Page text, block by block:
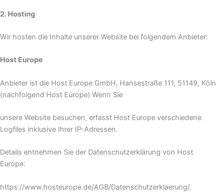
2. Hosting
Wir hosten die Inhalte unserer Website bei folgendem Anbieter:
Host Europe
Anbieter ist die Host Europe GmbH, Hansestraße 111, 51149, Köln
(nachfolgend Host Europe) Wenn Sie
unsere Website besuchen, erfasst Host Europe verschiedene
Logfiles inklusive Ihrer IP-Adressen.
Details entnehmen Sie der Datenschutzerklärung von Host
Europe:
https://www.hosteurope.de/AGB/Datenschutzerklaerung/.